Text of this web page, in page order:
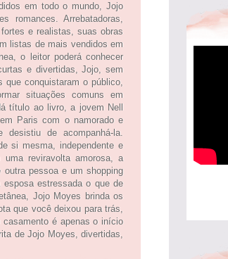
em todo o mundo, Jojo
romances. Arrebatadoras,
e realistas, suas obras
listas de mais vendidos em
o leitor poderá conhecer
e divertidas, Jojo, sem
que conquistaram o público,
situações comuns em
título ao livro, a jovem Nell
Paris com o namorado e
de acompanhá-la.
si mesma, independente e
reviravolta amorosa, a
pessoa e um shopping
estressada o que de
Jojo Moyes brinda os
que você deixou para trás,
casamento é apenas o início
de Jojo Moyes, divertidas,